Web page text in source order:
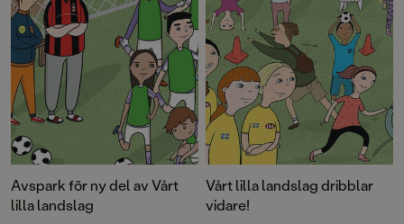
Avspark för ny del av Vårt
lilla landslag
Vårt lilla landslag dribblar
vidare!